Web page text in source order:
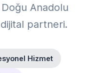
Anadolu
partneri.
Hizmet